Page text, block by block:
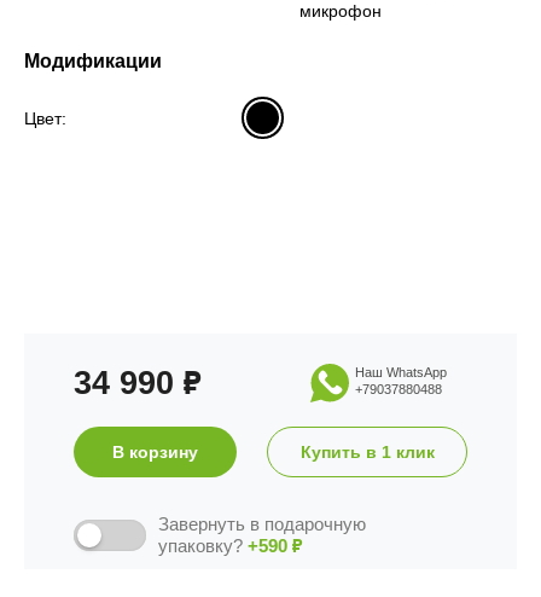
микрофон
Модификации
Цвет:
34 990 ₽
Наш WhatsApp
+79037880488
В корзину Купить в 1 клик
Завернуть в подарочную
упаковку? +590 ₽